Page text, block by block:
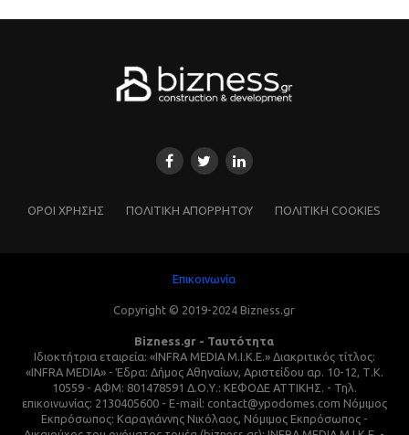
ΌΡΟΙ ΧΡΗΣΗΣ ΠΟΛΙΤΙΚΗ ΑΠΟΡΡΗΤΟΥ ΠΟΛΙΤΙΚΗ COOKIES
Επικοινωνία
Copyright © 2019-2024 Bizness.gr
Bizness.gr - Ταυτότητα
Ιδιοκτήτρια εταιρεία: «INFRA MEDIA M.I.K.E.» Διακριτικός τίτλος:
«INFRA MEDIA» - Έδρα: Δήμος Αθηναίων, Αριστείδου αρ. 10-12, Τ.Κ.
10559 - ΑΦΜ: 801478591 Δ.Ο.Υ.: ΚΕΦΟΔΕ ΑΤΤΙΚΗΣ. - Τηλ.
επικοινωνίας: 2130405600 - E-mail: contact@ypodomes.com Νόμιμος
Εκπρόσωπος: Καραγιάννης Νικόλαος, Νόμιμος Εκπρόσωπος -